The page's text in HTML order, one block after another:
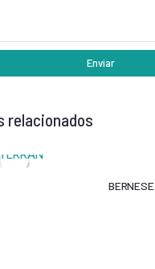
Enviar
relacionados
BERNESE